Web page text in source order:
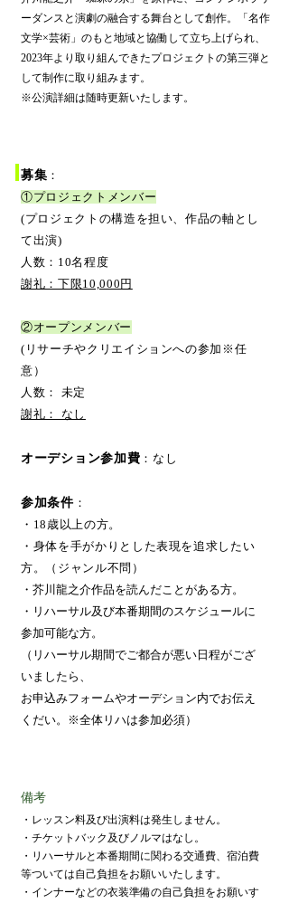
ーダンスと演劇の融合する舞台として創作。「名作
文学×芸術」のもと地域と協働して立ち上げられ、
2023年より取り組んできたプロジェクトの第三弾と
して制作に取り組みます。​​​
​※公演詳細は随時更新いたします。
募集 ：
①プロジェクトメンバー
(プロジェクト の構造を担い、作品の軸とし
て出演)
人数：10名程度
謝礼：下限10,000円
②オープンメンバー
(リサーチやクリエイションへの参加※任
意）
人数： 未定
謝礼： なし
オーデション参加費 ：なし​
参加条件：
・18歳以上の方。
・身体を手がかりとした表現を追求したい
方。（ジャンル不問）
・ 芥川龍之介作品を読んだことがある方。
・リハーサル及び本番期間のスケジュールに
参加可能な方。
（リハーサル期間でご都合が悪い日程がござ
いましたら、
お申込みフォームやオーデション内でお伝え
くだい。※全体リハは参加必須）
備考
・レッスン料及び出演料は発生しません。​
・チケットバック及びノルマはなし。
・リハーサルと本番期間に関わる交通費、宿泊費
等ついては自己負担をお願いいたします。
・インナーなどの衣装準備の自己負担をお願いす